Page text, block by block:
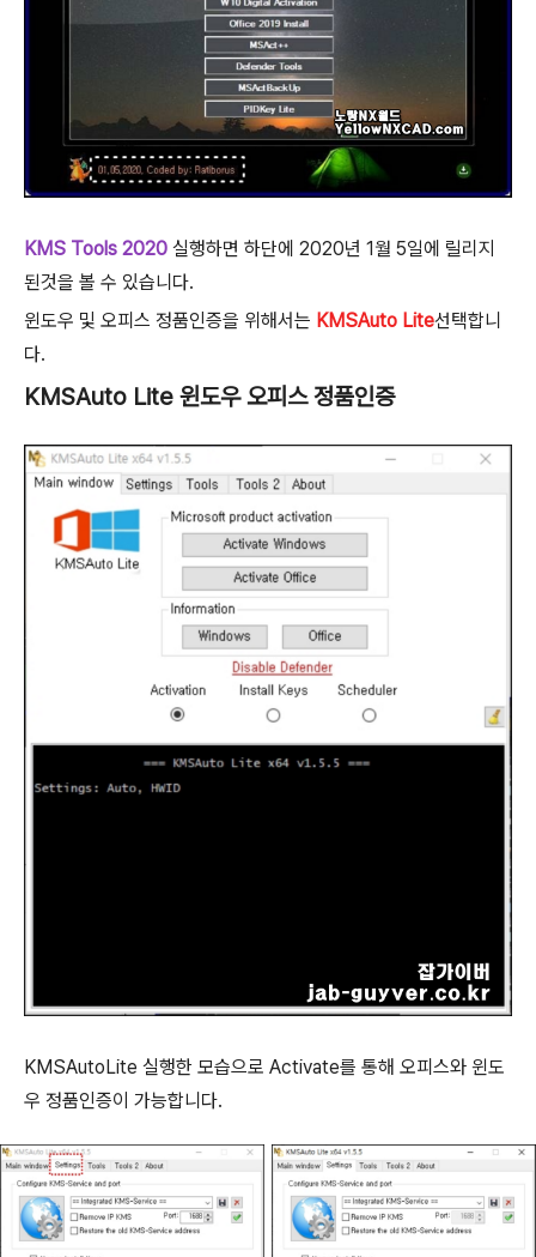
KMS Tools 2020 실행하면 하단에 2020년 1월 5일에 릴리지
된것을 볼 수 있습니다.
윈도우 및 오피스 정품인증을 위해서는 KMSAuto Lite선택합니
다.
KMSAuto Lite 윈도우 오피스 정품인증
KMSAutoLite 실행한 모습으로 Activate를 통해 오피스와 윈도
우 정품인증이 가능합니다.